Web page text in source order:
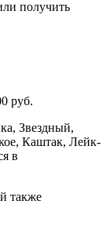
получить
руб.
Звездный,
Каштак, Лейк-
в
также